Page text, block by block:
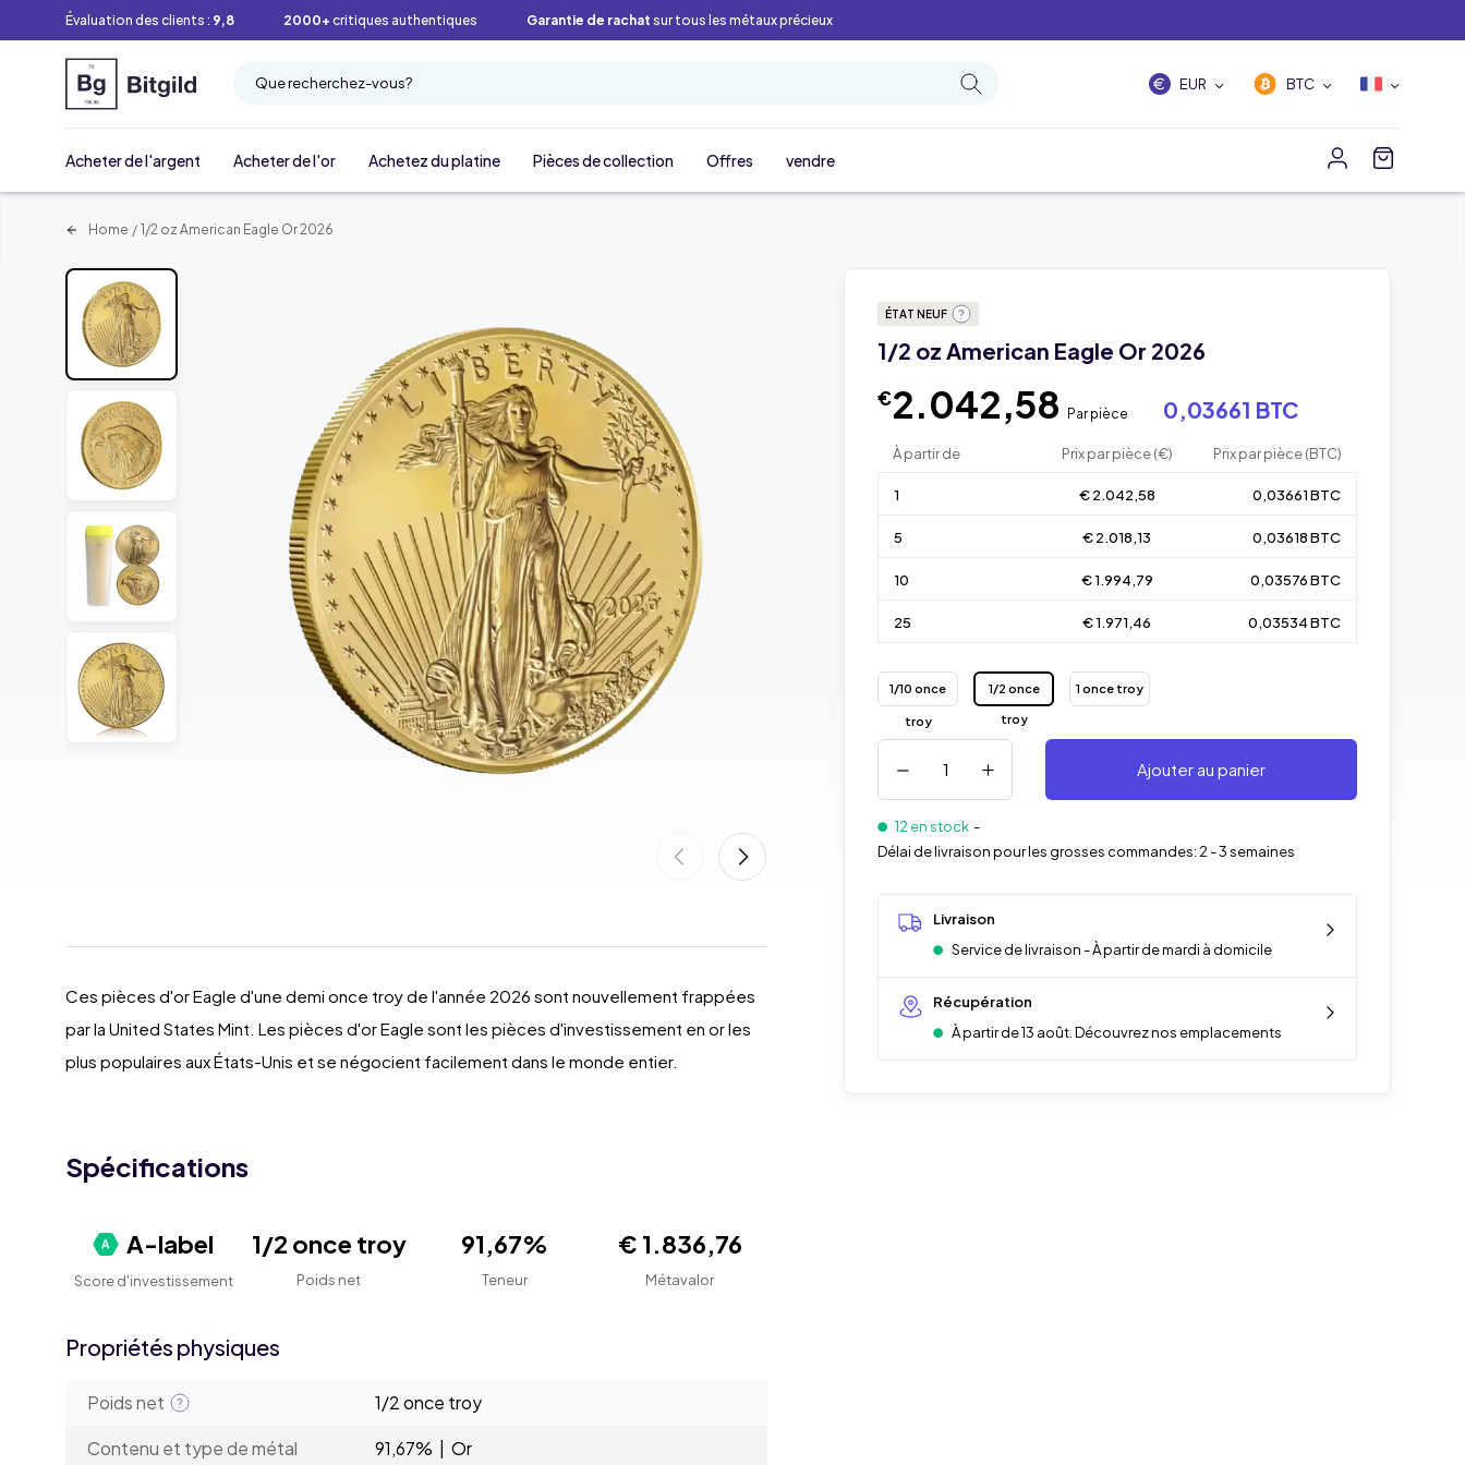
Évaluation des clients : 9,8 2000+ critiques authentiques Garantie de rachat sur tous les métaux précieux
Que recherchez-vous? EUR BTC
Acheter de l'argent Acheter de l'or Achetez du platine Pièces de collection Offres vendre
Home / 1/2 oz American Eagle Or 2026
ÉTAT NEUF
1/2 oz American Eagle Or 2026
€2.042,58 Par pièce 0,03661 BTC
À partir de Prix par pièce (€) Prix par pièce (BTC)
1 € 2.042,58 0,03661 BTC
5 € 2.018,13 0,03618 BTC
10 € 1.994,79 0,03576 BTC
25 € 1.971,46 0,03534 BTC
1/10 once
troy
1/2 once
troy
1 once troy
Ajouter au panier
12 en stock -
Délai de livraison pour les grosses commandes: 2 - 3 semaines
Livraison
Service de livraison - À partir de mardi à domicile
Récupération
À partir de 13 août. Découvrez nos emplacements
Ces pièces d'or Eagle d'une demi once troy de l'année 2026 sont nouvellement frappées
par la United States Mint. Les pièces d'or Eagle sont les pièces d'investissement en or les
plus populaires aux États-Unis et se négocient facilement dans le monde entier.
Spécifications
A-label
Score d'investissement
1/2 once troy
Poids net
91,67%
Teneur
€ 1.836,76
Métavalor
Propriétés physiques
Poids net
1/2 once troy
Contenu et type de métal
91,67% | Or